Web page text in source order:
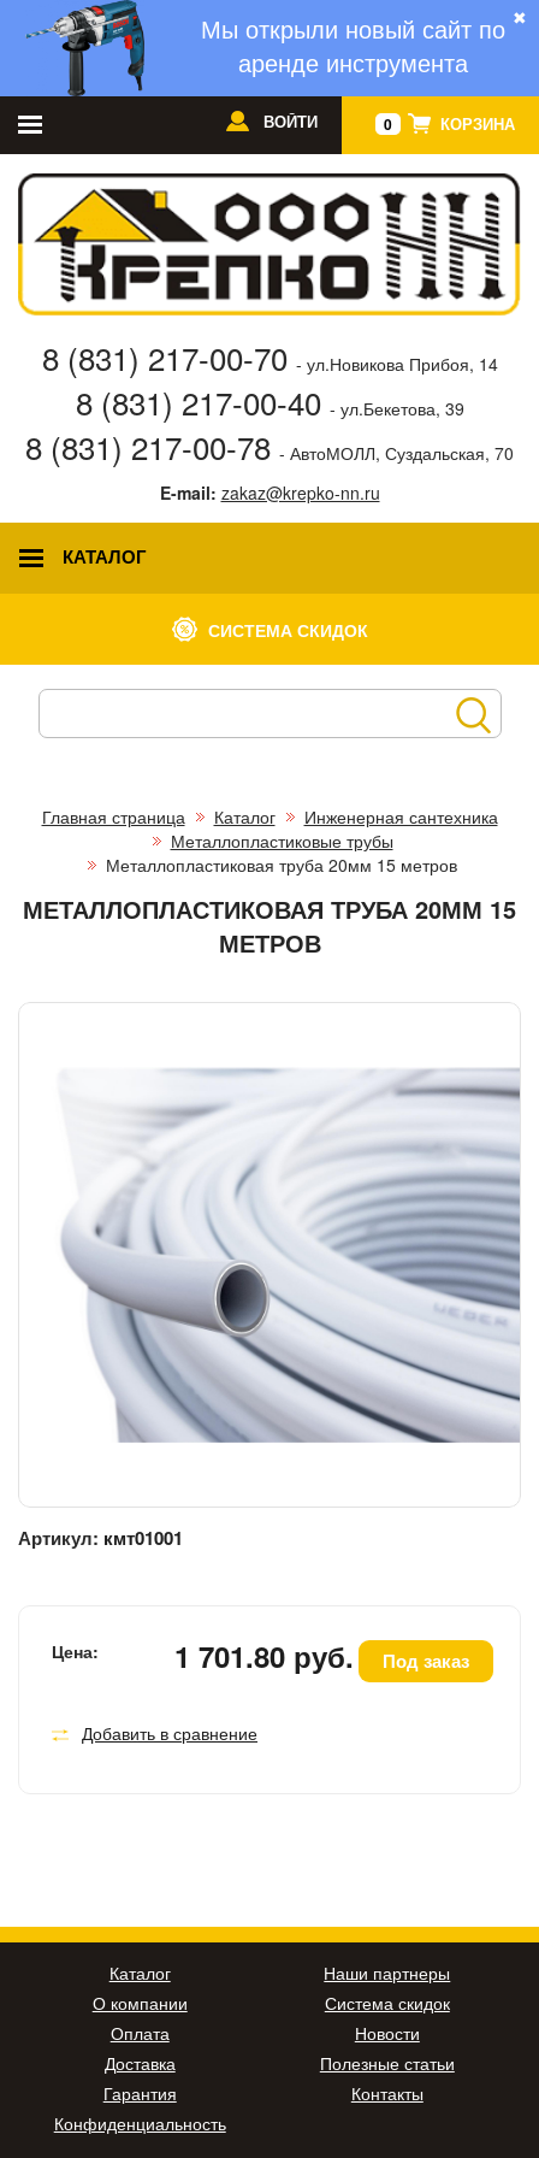
✖
Мы открыли новый сайт по
аренде инструмента
0 КОРЗИНА
ВОЙТИ
8 (831) 217-00-70 - ул.Новикова Прибоя, 14
8 (831) 217-00-40 - ул.Бекетова, 39
8 (831) 217-00-78 - АвтоМОЛЛ, Суздальская, 70
E-mail: zakaz@krepko-nn.ru
КАТАЛОГ
СИСТЕМА СКИДОК
Главная страница Каталог
Инженерная сантехника
Металлопластиковые трубы
Металлопластиковая труба 20мм 15 метров
МЕТАЛЛОПЛАСТИКОВАЯ ТРУБА 20ММ 15
МЕТРОВ
Артикул: кмт01001
Цена: 1 701.80 руб. Под заказ
Добавить в сравнение
Каталог
О компании
Оплата
Доставка
Гарантия
Конфиденциальность
Наши партнеры
Система скидок
Новости
Полезные статьи
Контакты